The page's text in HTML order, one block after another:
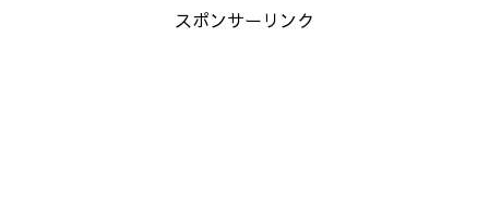
スポンサーリンク